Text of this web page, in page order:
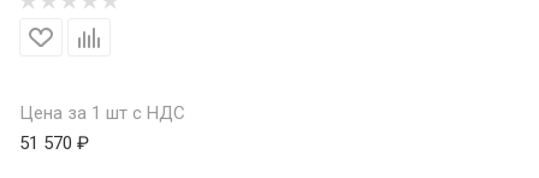
Цена за 1 шт с НДС
51 570 ₽